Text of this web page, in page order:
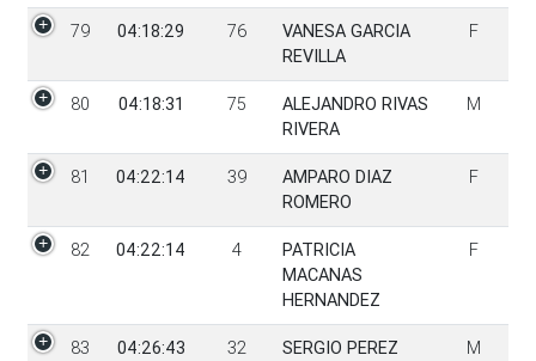
79 04:18:29 76
VANESA GARCIA
REVILLA
F
80 04:18:31 75
ALEJANDRO RIVAS
RIVERA
M
81 04:22:14 39
AMPARO DIAZ
ROMERO
F
82 04:22:14 4
PATRICIA
MACANAS
HERNANDEZ
F
83 04:26:43 32
SERGIO PEREZ
M